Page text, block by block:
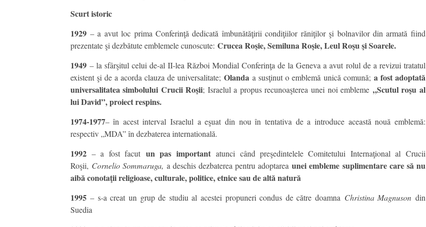
Scurt istoric
1929– a avut loc prima Conferinţă dedicată îmbunătăţirii condiţiilor răniţilor şi bolnavilor din armată fiind
prezentate şi dezbătute emblemele cunoscute: Crucea Roşie, Semiluna Roşie, Leul Roşu şi Soarele.
1949– la sfârşitul celui de-al II-lea Război Mondial Conferinţa de la Geneva a avut rolul de a revizui tratatul
existent şi de a acorda clauza de universalitate;Olandaa susţinut o emblemă unică comună; a fost adoptată
universalitatea simbolului Crucii Roşii; Israelul a propus recunoaşterea unei noi embleme „Scutul roşu al
lui David”, proiect respins.
1974-1977– în acest interval Israelul a eşuat din nou în tentativa de a introduce această nouă emblemă:
respectiv „MDA” în dezbaterea internatională.
1992– a fost facut un pas importantatunci când preşedintelele Comitetului Internaţional al Crucii
Roşii, Cornelio Sommaruga, a deschis dezbaterea pentru adoptareaunei embleme suplimentare care să nu
aibă conotaţii religioase, culturale, politice, etnice sau de altă natură
1995– s-a creat un grup de studiu al acestei propuneri condus de către doamna Christina Magnuson din
Suedia